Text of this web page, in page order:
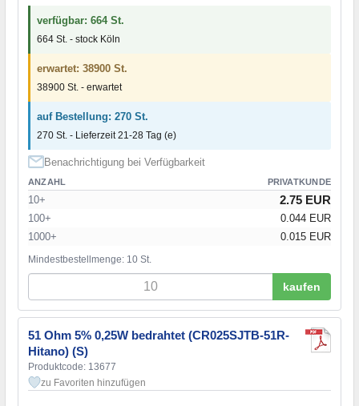
verfügbar: 664 St.
664 St. - stock Köln
erwartet: 38900 St.
38900 St. - erwartet
auf Bestellung: 270 St.
270 St. - Lieferzeit 21-28 Tag (e)
Benachrichtigung bei Verfügbarkeit
ANZAHL PRIVATKUNDE
10+ 2.75 EUR
100+
0.044 EUR
1000+
0.015 EUR
Mindestbestellmenge: 10 St.
kaufen
51 Ohm 5% 0,25W bedrahtet (CR025SJTB-51R-
Hitano) (S)
Produktcode: 13677
zu Favoriten hinzufügen